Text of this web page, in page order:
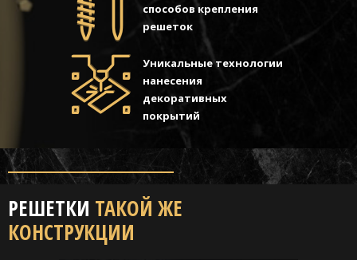
способов крепления
решеток
Уникальные технологии
нанесения
декоративных
покрытий
РЕШЕТКИ ТАКОЙ ЖЕ
КОНСТРУКЦИИ